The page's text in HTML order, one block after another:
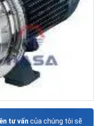
tư vấn của chúng tôi sẽ